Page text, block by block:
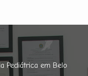
Pediátrica em Belo